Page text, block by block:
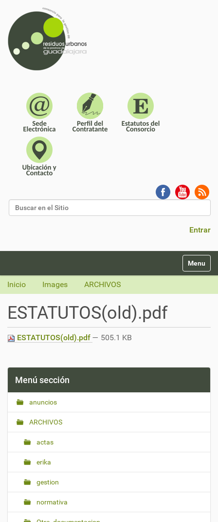
Entrar
v
Toggle
Inicio Images ARCHIVOS
ESTATUTOS(old).pdf
ESTATUTOS(old).pdf — 505.1 KB
Menú sección
anuncios
ARCHIVOS
actas
erika
gestion
normativa